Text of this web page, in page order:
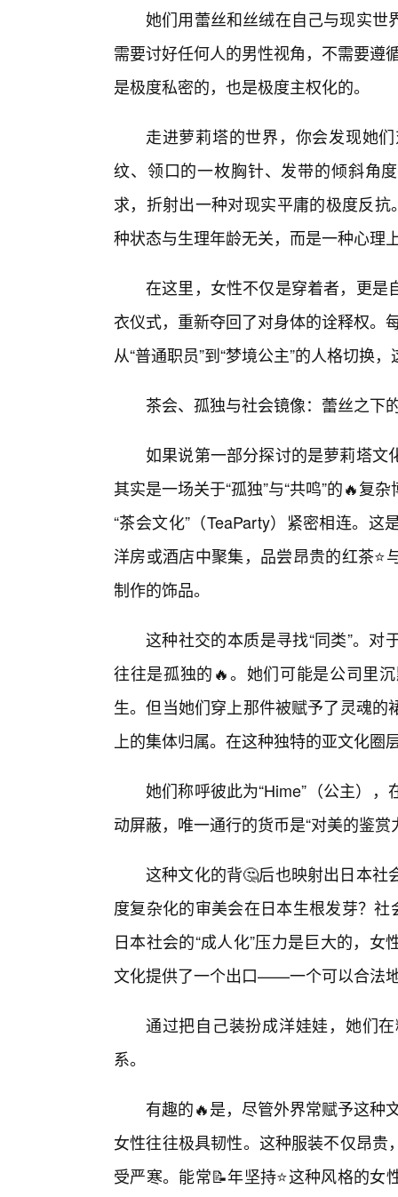
她们用蕾丝和丝绒在自己与现实世
需要讨好任何人的男性视角，不需要遵
是极度私密的，也是极度主权化的。
走进萝莉塔的世界，你会发现她
纹、领口的一枚胸针、发带的倾斜角
求，折射出一种对现实平庸的极度反
种状态与生理年龄无关，而是一种心理
在这里，女性不仅是穿着者，更是
衣仪式，重新夺回了对身体的诠释权。
从“普通职员”到“梦境公主”的人格切换
茶会、孤独与社会镜像：蕾丝之下
如果说第一部分探讨的是萝莉塔文
其实是一场关于“孤独”与“共鸣”的🔥复
“茶会文化”（TeaParty）紧密相连。
洋房或酒店中聚集，品尝昂贵的红茶
制作的饰品。
这种社交的本质是寻找“同类”。
往往是孤独的🔥。她们可能是公司里
生。但当她们穿上那件被赋予了灵魂
上的集体归属。在这种独特的亚文化圈
她们称呼彼此为“Hime”（公主）
动屏蔽，唯一通行的货币是“对美的鉴赏
这种文化的背🤔后也映射出日本社
度复杂化的审美会在日本生根发芽？
日本社会的“成人化”压力是巨大的，
文化提供了一个出口——一个可以合法
通过把自己装扮成洋娃娃，她们
系。
有趣的🔥是，尽管外界常赋予这种
女性往往极具韧性。这种服装不仅昂
受严寒。能常📝年坚持⭐这种风格的